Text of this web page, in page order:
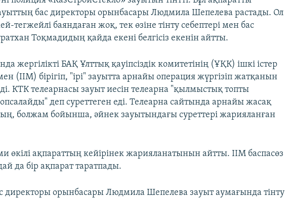
бас директоры орынбасары Людмила Шепелева растады. Ол
тегжейлі баяндаған жоқ, тек өзіне тінту себептері мен бас
Тоқмадидың қайда екені белгісіз екенін айтты.
жергілікті БАҚ Ұлттық қауіпсіздік комитетінің (ҰҚК) ішкі істер
(ІІМ) бірігіп, "ірі" зауытта арнайы операция жүргізіп жатқанын
КТК телеарнасы зауыт иесін телеарна "қылмыстық топты
деп суреттеген еді. Телеарна сайтында арнайы жасақ
болжам бойынша, әйнек зауытындағы суреттері жарияланған
өкілі ақпараттың кейірінек жарияланатынын айтты. ІІМ баспасөз
да бір ақпарат таратпады.
директоры орынбасары Людмила Шепелева зауыт аумағында тінту